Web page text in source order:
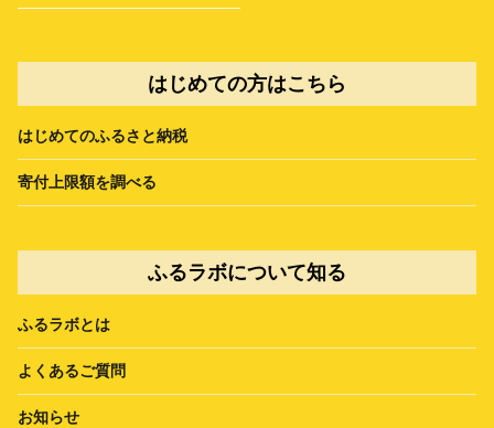
はじめての方はこちら
はじめてのふるさと納税
寄付上限額を調べる
ふるラボについて知る
ふるラボとは
よくあるご質問
お知らせ